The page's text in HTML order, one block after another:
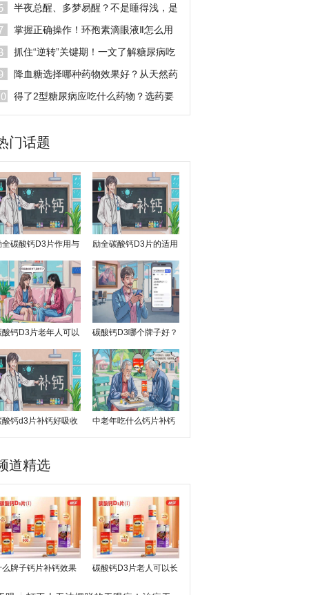
种眼药水效果好？
半夜总醒、多梦易醒？不是睡得浅，是
脏腑失衡
掌握正确操作！环孢素滴眼液Ⅱ怎么用
效果好
抓住“逆转”关键期！一文了解糖尿病吃
什么药能逆转？
降血糖选择哪种药物效果好？从天然药
物看糖尿病治疗新思路
得了2型糖尿病应吃什么药物？选药要
看综合获益
门话题
全碳酸钙D3片作用与
效讲解
励全碳酸钙D3片的适用
症有哪些？
酸钙D3片老年人可以
吗？
碳酸钙D3哪个牌子好？
酸钙d3片补钙好吸收
？
中老年吃什么钙片补钙
效果好？
道精选
么牌子钙片补钙效果
碳酸钙D3片老人可以长